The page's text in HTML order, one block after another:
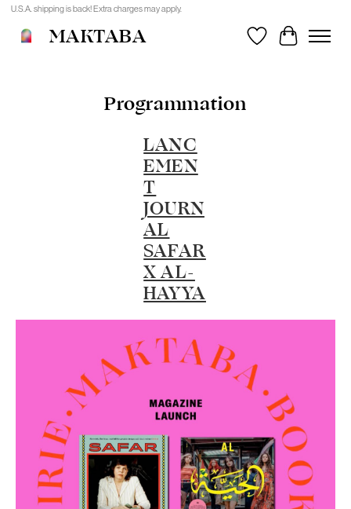
U.S.A. shipping is back! Extra charges may apply.
MAKTABA Liste de souhaits
Panier
Programmation
LANC
EMEN
T
JOURN
AL
SAFAR
X AL-
HAYYA